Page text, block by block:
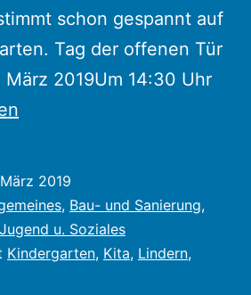
schon gespannt auf
Tag der offenen Tür
März 2019Um 14:30 Uhr
März 2019
, Bau- und Sanierung,
Jugend u. Soziales
Kindergarten, Kita, Lindern,